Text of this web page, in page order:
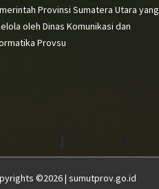
Provinsi Sumatera Utara yang
oleh Dinas Komunikasi dan
Provsu
©2026 | sumutprov.go.id